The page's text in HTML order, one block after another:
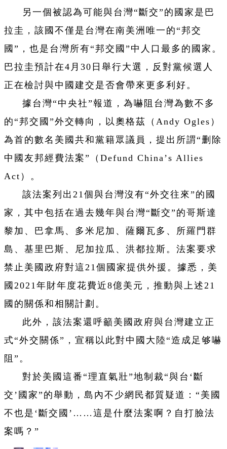
另一個被認為可能與台灣“斷交”的國家是巴
拉圭，該國不僅是台灣在南美洲唯一的“邦交
國”，也是台灣所有“邦交國”中人口最多的國家。
巴拉圭預計在4 月 30 日舉行大選，反對黨候選人
正在檢討與中國建交是否會帶來更多利好。
據台灣“中央社”報道，為嚇阻台灣為數不多
的“邦交國”外交轉向，以奧格茲（ Andy Ogles ）
為首的數名美國共和黨籍眾議員，提出所謂“删除
中國友邦經費法案”（ Defund China’s Allies
Act ）。
該法案列出 21個與台灣沒有“外交往來”的國
家，其中包括在過去幾年與台灣“斷交”的哥斯達
黎加、巴拿馬、多米尼加、薩爾瓦多、所羅門群
島、基里巴斯、尼加拉瓜、洪都拉斯。法案要求
禁止美國政府對這21個國家提供外援。據悉，美
國 2021年財年度花費近8億美元，推動與上述21
國的關係和相關計劃。
此外，該法案還呼籲美國政府與台灣建立正
式“外交關係”，宣稱以此對中國大陸“造成足够嚇
阻”。
對於美國這番“理直氣壯”地制裁“與台‘斷
交’國家”的舉動，島內不少網民都質疑道：“美國
不也是‘斷交國’……這是什麼法案啊？自打臉法
案嗎？”